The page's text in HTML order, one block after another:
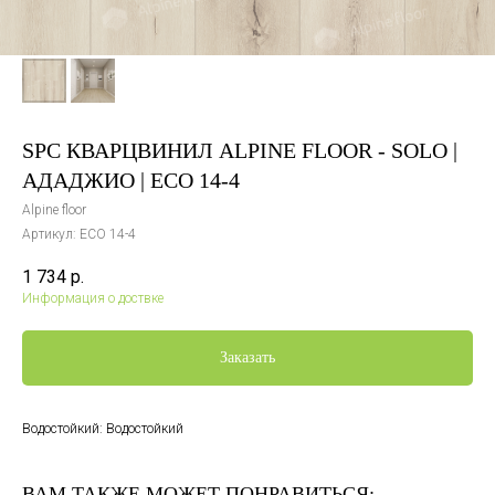
SPC КВАРЦВИНИЛ ALPINE FLOOR - SOLO |
АДАДЖИО | ECO 14-4
Alpine floor
Артикул: ECO 14-4
1 734 р.
Информация о доствке
Заказать
Водостойкий: Водостойкий